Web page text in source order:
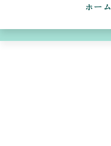
ホーム